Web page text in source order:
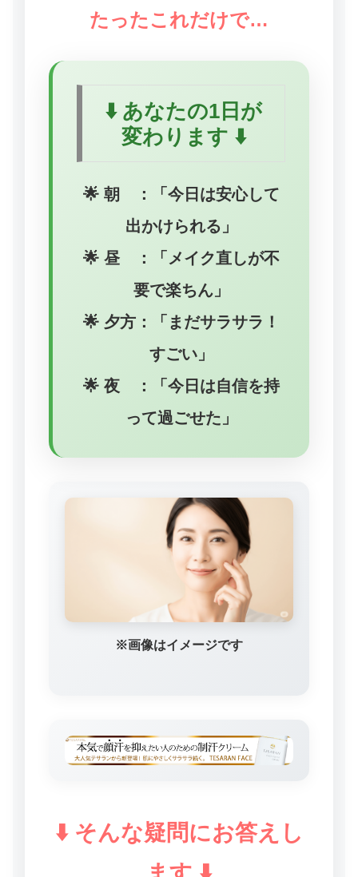
たったこれだけで…
⬇️ あなたの1日が
変わります ⬇️
🌟 朝 ：
「今日は安心して
出かけられる」
🌟 昼 ：
「メイク直しが不
要で楽ちん」
🌟 夕方：
「まだサラサラ！
すごい」
🌟 夜 ：
「今日は自信を持
って過ごせた」
※画像はイメージです
⬇️ そんな疑問にお答えし